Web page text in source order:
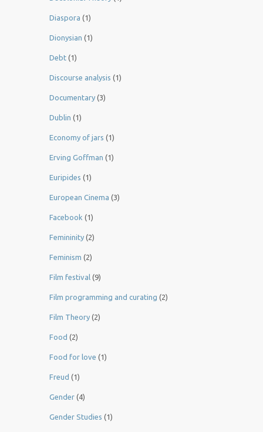
Diaspora (1)
Dionysian (1)
Debt (1)
Discourse analysis (1)
Documentary (3)
Dublin (1)
Economy of jars (1)
Erving Goffman (1)
Euripides (1)
European Cinema (3)
Facebook (1)
Femininity (2)
Feminism (2)
Film festival (9)
Film programming and curating (2)
Film Theory (2)
Food (2)
Food for love (1)
Freud (1)
Gender (4)
Gender Studies (1)